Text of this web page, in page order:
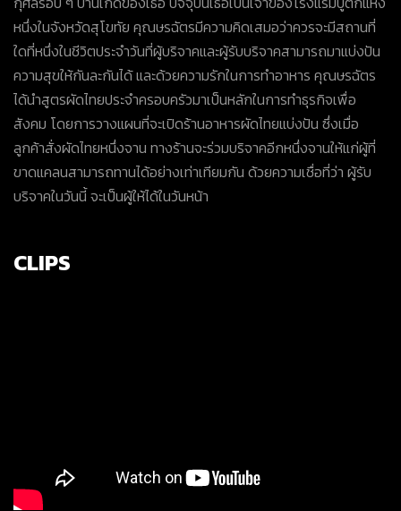
หนึ่งในจังหวัดสุโขทัย คุณษรฉัตรมีความคิดเสมอว่าควรจะมีสถานที่
ใดที่หนึ่งในชีวิตประจำวันที่ผู้บริจาคและผู้รับบริจาคสามารถมาแบ่งปัน
ความสุขให้กันละกันได้ และด้วยความรักในการทำอาหาร คุณษรฉัตร
ได้นำสูตรผัดไทยประจำครอบครัวมาเป็นหลักในการทำธุรกิจเพื่อ
สังคม โดยการวางแผนที่จะเปิดร้านอาหารผัดไทยแบ่งปัน ซึ่งเมื่อ
ลูกค้าสั่งผัดไทยหนึ่งจาน ทางร้านจะร่วมบริจาคอีกหนึ่งจานให้แก่ผู้ที่
ขาดแคลนสามารถทานได้อย่างเท่าเทียมกัน ด้วยความเชื่อที่ว่า ผู้รับ
บริจาคในวันนี้ จะเป็นผู้ให้ได้ในวันหน้า
CLIPS